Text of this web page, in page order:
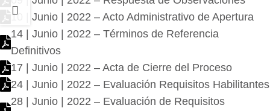
10 | Junio | 2022 – Acto Administrativo de Apertura
14 | Junio | 2022 – Términos de Referencia
Definitivos
17 | Junio | 2022 – Acta de Cierre del Proceso
24 | Junio | 2022 – Evaluación Requisitos Habilitantes
28 | Junio | 2022 – Evaluación de Requisitos